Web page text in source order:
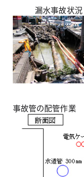
漏水事故状況
事故管の配管作業